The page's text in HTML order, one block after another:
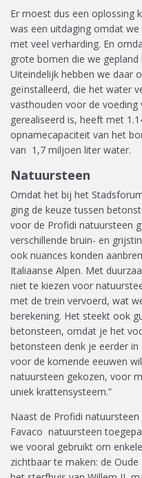
Er moest dus een oplossing
was een uitdaging omdat
met veel verharding. En
grote bomen die we
Uiteindelijk hebben we daar
geïnstalleerd, die het water
vasthouden voor de
gerealiseerd is, heeft met
opnamecapaciteit van het
van 1,7 miljoen liter water.
Natuursteen
Omdat het bij het
ging de keuze tussen
voor de Profidi natuursteen
verschillende bruin- en
ook nuances konden
Italiaanse Alpen. Met
niet te kiezen voor
met de trein vervoerd, wat
berekening. Het steekt ook
betonsteen, omdat je het
betonsteen denk je eerder
voor de komende eeuwen
natuursteen gekozen, voor
uniek krattensysteem.”
Naast de Profidi
Favaco natuursteen
we vooral gebruikt om
zichtbaar te maken: de